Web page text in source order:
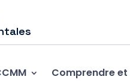
Comprendre